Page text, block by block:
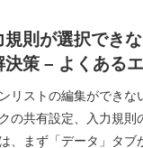
則が選択でき
策 – よくある
リストの編集ができな
の共有設定、入力規則
、まず「データ」タブ